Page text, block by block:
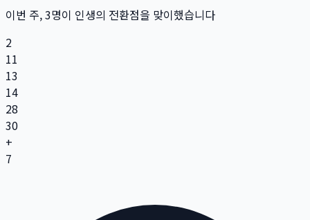
이번 주,3명이 인생의 전환점을 맞이했습니다
2
11
13
14
28
30
+
7